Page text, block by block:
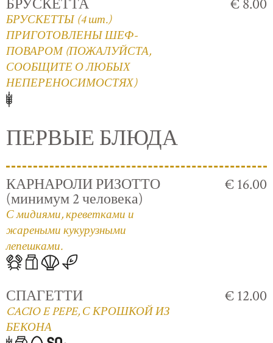
БРУСКЕТТЫ (4 шт.)
ПРИГОТОВЛЕНЫ ШЕФ-
ПОВАРОМ (ПОЖАЛУЙСТА,
СООБЩИТЕ О ЛЮБЫХ
НЕПЕРЕНОСИМОСТЯХ)
ПЕРВЫЕ БЛЮДА
КАРНАРОЛИ РИЗОТТО
(минимум 2 человека)
С мидиями, креветками и
жареными кукурузными
лепешками.
€ 16.00
СПАГЕТТИ
CACIO E PEPE, С КРОШКОЙ ИЗ
БЕКОНА
€ 12.00